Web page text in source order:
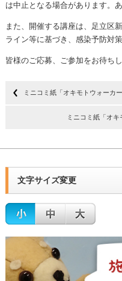
は中止となる場合があります。
また、開催する講座は、足立区
ライン等に基づき、感染予防対
皆様のご応募、ご参加をお待ちし
ミニコミ紙「オキモトウォーカ
ミニコミ紙「オキ
文字サイズ変更